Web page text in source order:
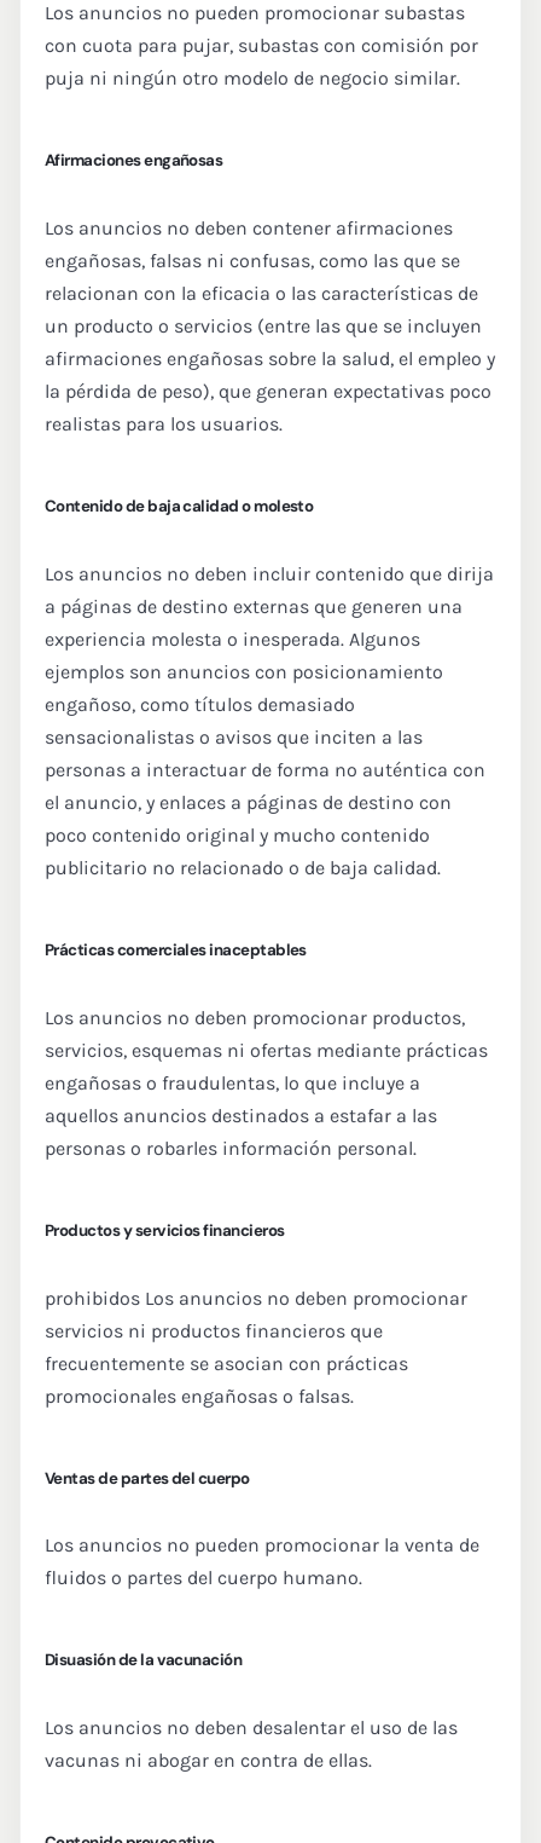
Los anuncios no pueden promocionar subastas
con cuota para pujar, subastas con comisión por
puja ni ningún otro modelo de negocio similar.
Afirmaciones engañosas
Los anuncios no deben contener afirmaciones
engañosas, falsas ni confusas, como las que se
relacionan con la eficacia o las características de
un producto o servicios (entre las que se incluyen
afirmaciones engañosas sobre la salud, el empleo y
la pérdida de peso), que generan expectativas poco
realistas para los usuarios.
Contenido de baja calidad o molesto
Los anuncios no deben incluir contenido que dirija
a páginas de destino externas que generen una
experiencia molesta o inesperada. Algunos
ejemplos son anuncios con posicionamiento
engañoso, como títulos demasiado
sensacionalistas o avisos que inciten a las
personas a interactuar de forma no auténtica con
el anuncio, y enlaces a páginas de destino con
poco contenido original y mucho contenido
publicitario no relacionado o de baja calidad.
Prácticas comerciales inaceptables
Los anuncios no deben promocionar productos,
servicios, esquemas ni ofertas mediante prácticas
engañosas o fraudulentas, lo que incluye a
aquellos anuncios destinados a estafar a las
personas o robarles información personal.
Productos y servicios financieros
prohibidos Los anuncios no deben promocionar
servicios ni productos financieros que
frecuentemente se asocian con prácticas
promocionales engañosas o falsas.
Ventas de partes del cuerpo
Los anuncios no pueden promocionar la venta de
fluidos o partes del cuerpo humano.
Disuasión de la vacunación
Los anuncios no deben desalentar el uso de las
vacunas ni abogar en contra de ellas.